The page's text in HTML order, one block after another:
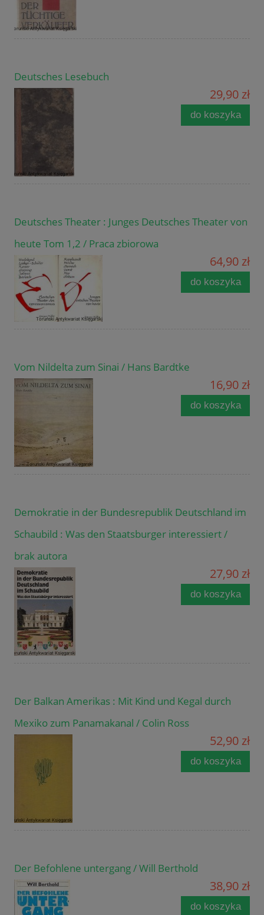
Deutsches Lesebuch
29,90 zł
do koszyka
Deutsches Theater : Junges Deutsches Theater von
heute Tom 1,2 / Praca zbiorowa
64,90 zł
do koszyka
Vom Nildelta zum Sinai / Hans Bardtke
16,90 zł
do koszyka
Demokratie in der Bundesrepublik Deutschland im
Schaubild : Was den Staatsburger interessiert /
brak autora
27,90 zł
do koszyka
Der Balkan Amerikas : Mit Kind und Kegal durch
Mexiko zum Panamakanal / Colin Ross
52,90 zł
do koszyka
Der Befohlene untergang / Will Berthold
38,90 zł
do koszyka